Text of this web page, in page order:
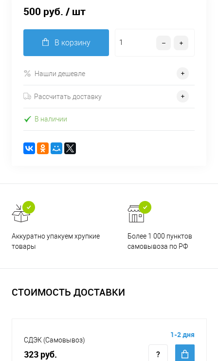
500 руб. / шт
В корзину
Нашли дешевле
Рассчитать доставку
В наличии
Аккуратно упакуем хрупкие
товары
Более 1 000 пунктов
самовывоза по РФ
СТОИМОСТЬ ДОСТАВКИ
СДЭК (Самовывоз)
323 руб.
1-2 дня